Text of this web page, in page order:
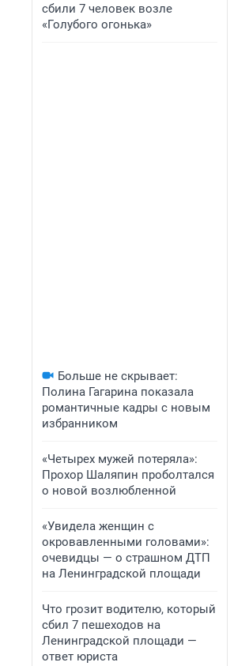
сбили 7 человек возле
«Голубого огонька»
Больше не скрывает:
Полина Гагарина показала
романтичные кадры с новым
избранником
«Четырех мужей потеряла»:
Прохор Шаляпин проболтался
о новой возлюбленной
«Увидела женщин с
окровавленными головами»:
очевидцы — о страшном ДТП
на Ленинградской площади
Что грозит водителю, который
сбил 7 пешеходов на
Ленинградской площади —
ответ юриста